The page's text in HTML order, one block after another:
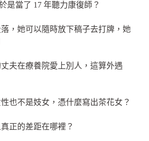
是當了 17 年聽力康復師？
，她可以隨時放下稿子去打牌，她
夫在療養院愛上別人，這算外遇
也不是妓女，憑什麼寫出茶花女？
正的差距在哪裡？